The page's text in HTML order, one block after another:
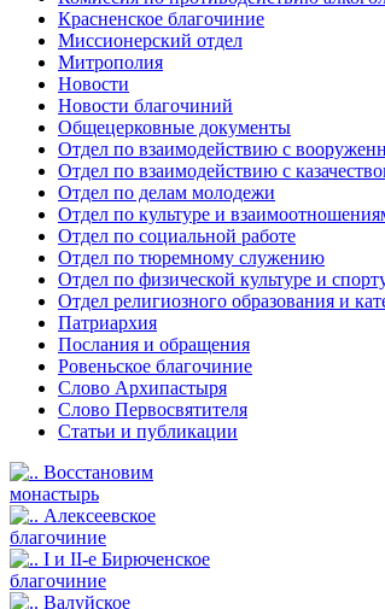
Красненское благочиние
Миссионерский отдел
Митрополия
Новости
Новости благочиний
Общецерковные документы
Отдел по взаимодействию с
Отдел по взаимодействию с
Отдел по делам молодежи
Отдел по культуре и
Отдел по социальной работе
Отдел по тюремному служению
Отдел по физической культуре и
Отдел религиозного образования и
Патриархия
Послания и обращения
Ровеньское благочиние
Слово Архипастыря
Слово Первосвятителя
Статьи и публикации
Восстановим
монастырь
Алексеевское
благочиние
I и II-е Бирюченское
благочиние
Валуйское